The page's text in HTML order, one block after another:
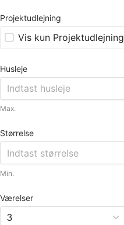
Projektudlejning
Vis kun Projektudlejning
Husleje
Max.
Størrelse
Min.
Værelser